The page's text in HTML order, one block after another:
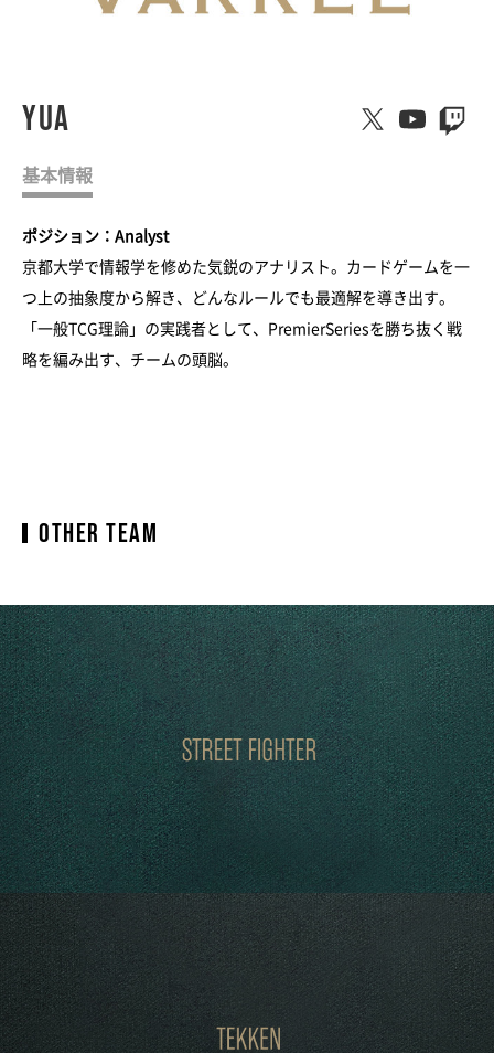
Yua
基本情報
ポジション：Analyst
京都大学で情報学を修めた気鋭のアナリスト。カードゲームを一
つ上の抽象度から解き、どんなルールでも最適解を導き出す。
「一般TCG理論」の実践者として、PremierSeriesを勝ち抜く戦
略を編み出す、チームの頭脳。
OTHER TEAM